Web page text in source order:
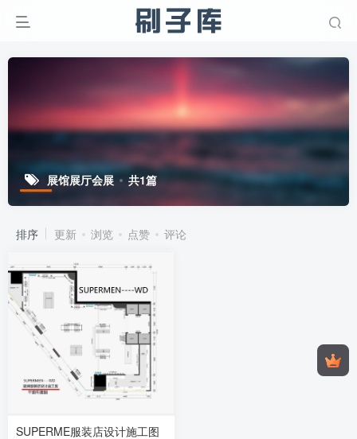
展馆展厅会展 共1篇
排序 更新 浏览 点赞 评论
SUPERME服装店设计施工图